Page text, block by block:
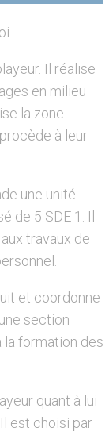
Il réalise
en milieu
la zone
à leur
une unité
de 5 SDE 1. Il
travaux de
et coordonne
section
formation des
quant à lui
est choisi par